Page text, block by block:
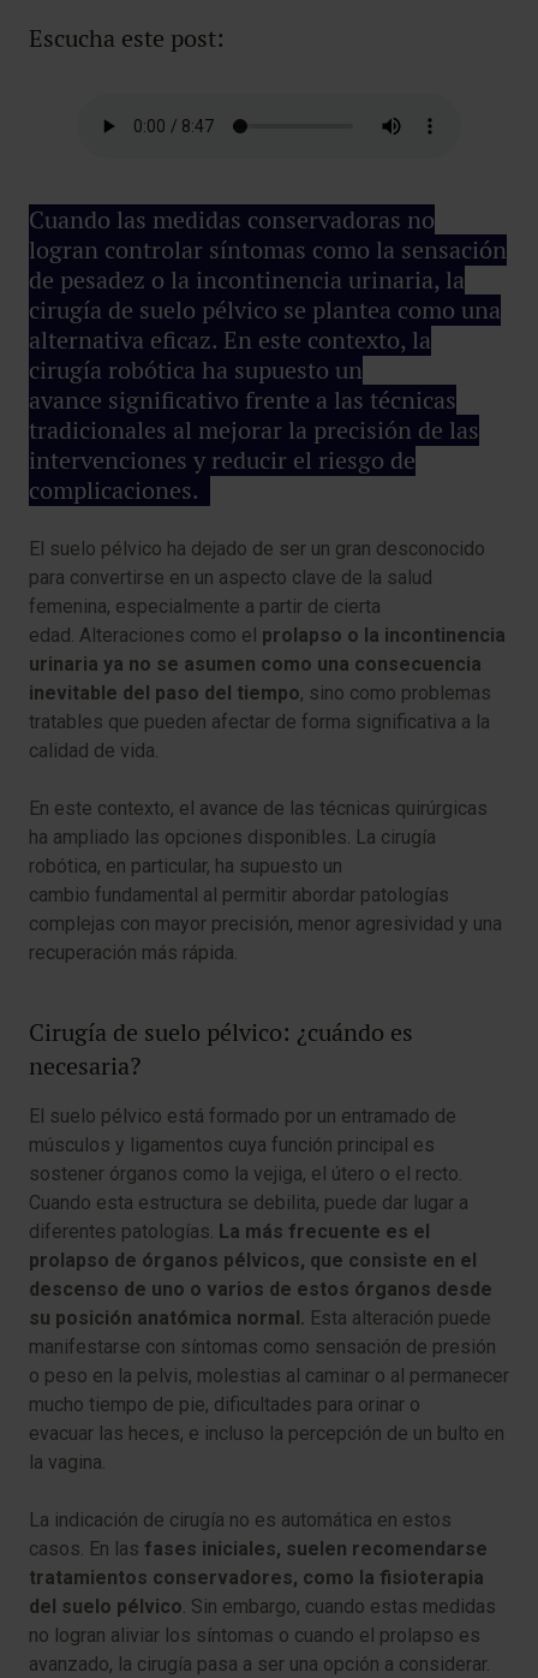
Escucha este post:
Cuando las medidas conservadoras no
logran controlar síntomas como la sensación
de pesadez o la incontinencia urinaria, la
cirugía de suelo pélvico se plantea como una
alternativa eficaz. En este contexto, la
cirugía robótica ha supuesto un
avance significativo frente a las técnicas
tradicionales al mejorar la precisión de las
intervenciones y reducir el riesgo de
complicaciones.
El suelo pélvico ha dejado de ser un gran desconocido
para convertirse en un aspecto clave de la salud
femenina, especialmente a partir de cierta
edad. Alteraciones como el prolapso o la incontinencia
urinaria ya no se asumen como una consecuencia
inevitable del paso del tiempo, sino como problemas
tratables que pueden afectar de forma significativa a la
calidad de vida.
En este contexto, el avance de las técnicas quirúrgicas
ha ampliado las opciones disponibles. La cirugía
robótica, en particular, ha supuesto un
cambio fundamental al permitir abordar patologías
complejas con mayor precisión, menor agresividad y una
recuperación más rápida.
Cirugía de suelo pélvico: ¿cuándo es
necesaria?
El suelo pélvico está formado por un entramado de
músculos y ligamentos cuya función principal es
sostener órganos como la vejiga, el útero o el recto.
Cuando esta estructura se debilita, puede dar lugar a
diferentes patologías. La más frecuente es el
prolapso de órganos pélvicos, que consiste en el
descenso de uno o varios de estos órganos desde
su posición anatómica normal. Esta alteración puede
manifestarse con síntomas como sensación de presión
o peso en la pelvis, molestias al caminar o al permanecer
mucho tiempo de pie, dificultades para orinar o
evacuar las heces, e incluso la percepción de un bulto en
la vagina.
La indicación de cirugía no es automática en estos
casos. En las fases iniciales, suelen recomendarse
tratamientos conservadores, como la fisioterapia
del suelo pélvico. Sin embargo, cuando estas medidas
no logran aliviar los síntomas o cuando el prolapso es
avanzado, la cirugía pasa a ser una opción a considerar.